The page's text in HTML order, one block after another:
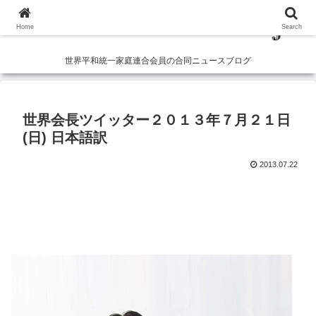
世界平和統一家庭連合会員の合同ニュースブログ
世界会長ツイッター２０１３年７月２１日
(日) 日本語訳
2013.07.22
Home Search